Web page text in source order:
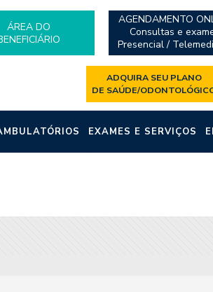
ÁREA DO
AGENDAMENTO
Consultas e
Presencial /
ADQUIRA SEU PLANO
DE SAÚDE/
EXAMES E SERVIÇOS